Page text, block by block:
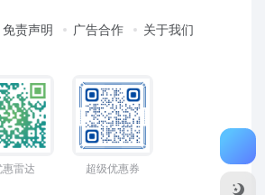
免责声明 广告合作 关于我们
惠雷达 超级优惠券